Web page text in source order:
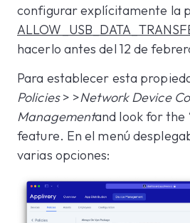
configurar explícitamente la
hacerlo antes del 12 de
Para establecer esta
Policies> >Network Device
Managementand look for the
feature. En el menú
varias opciones: